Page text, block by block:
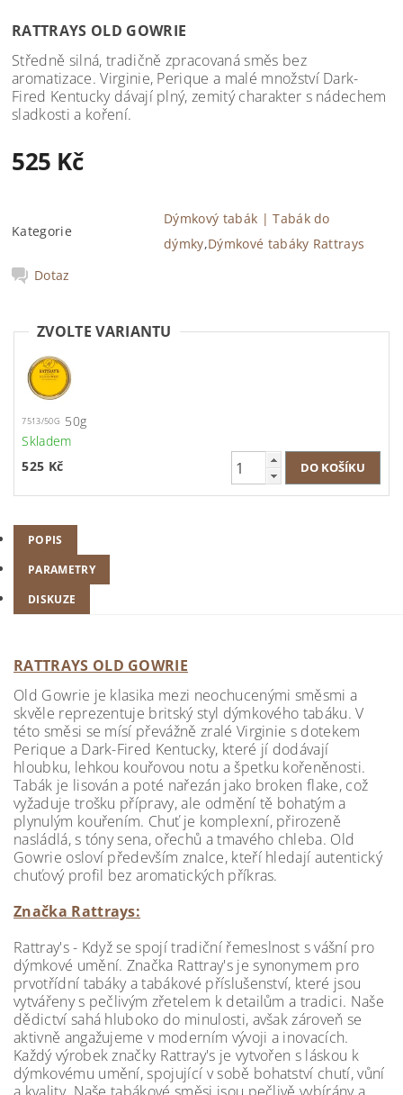
RATTRAYS OLD GOWRIE
Středně silná, tradičně zpracovaná směs bez
aromatizace. Virginie, Perique a malé množství Dark-
Fired Kentucky dávají plný, zemitý charakter s nádechem
sladkosti a koření.
525 Kč
Kategorie
Dýmkový tabák | Tabák do
dýmky,Dýmkové tabáky Rattrays
Dotaz
ZVOLTE VARIANTU
7513/50G 50g
Skladem
525 Kč
POPIS
PARAMETRY
DISKUZE
RATTRAYS OLD GOWRIE
Old Gowrie je klasika mezi neochucenými směsmi a
skvěle reprezentuje britský styl dýmkového tabáku. V
této směsi se mísí převážně zralé Virginie s dotekem
Perique a Dark-Fired Kentucky, které jí dodávají
hloubku, lehkou kouřovou notu a špetku kořeněnosti.
Tabák je lisován a poté nařezán jako broken flake, což
vyžaduje trošku přípravy, ale odmění tě bohatým a
plynulým kouřením. Chuť je komplexní, přirozeně
nasládlá, s tóny sena, ořechů a tmavého chleba. Old
Gowrie osloví především znalce, kteří hledají autentický
chuťový profil bez aromatických příkras.
Značka Rattrays:
Rattray's - Když se spojí tradiční řemeslnost s vášní pro
dýmkové umění. Značka Rattray's je synonymem pro
prvotřídní tabáky a tabákové příslušenství, které jsou
vytvářeny s pečlivým zřetelem k detailům a tradici. Naše
dědictví sahá hluboko do minulosti, avšak zároveň se
aktivně angažujeme v moderním vývoji a inovacích.
Každý výrobek značky Rattray's je vytvořen s láskou k
dýmkovému umění, spojující v sobě bohatství chutí, vůní